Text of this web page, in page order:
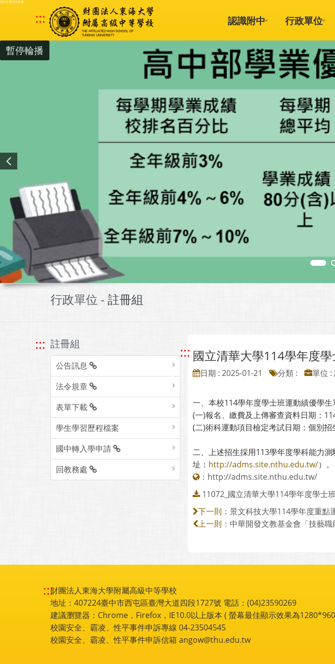
跳到主要內容區塊
::: 認識附中 行政單位
暫停輪播
行政單位 - 註冊組
::: 註冊組
公告訊息
法令規章
表單下載
學生學習歷程檔案
國中轉入學申請
回教務處
::: 國立清華大學114學年度
日期 : 2025-01-21 分類 : 單位 :
一、本校114學年度學士班運動績優學生
(一)報名、繳費及上傳審查資料日期：
(二)術科運動項目檢定考試日期：個別
二、上述招生採用113學年度學科能力
址： http://adms.site.nthu.edu.tw/）。
： http://adms.site.nthu.edu.tw/
11072_國立清華大學114學年度學士
下一則： 景文科技大學114學年度重點
上一則： 中華開發文教基金會「技藝職
:::財團法人東海大學附屬高級中等學校
地址：407224臺中市西屯區臺灣大道四段1727號 電話：(04)23590269
建議瀏覽器：Chrome，Firefox，IE10.0以上版本 ( 螢幕最佳顯示效果為
校園安全、霸凌、性平事件申訴專線 04-23504545
校園安全、霸凌、性平事件申訴信箱 angow@thu.edu.tw